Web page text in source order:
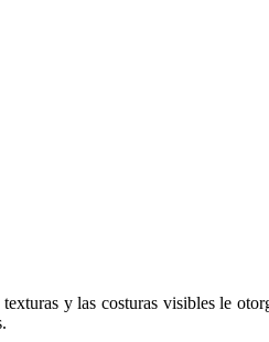
y las costuras visibles le